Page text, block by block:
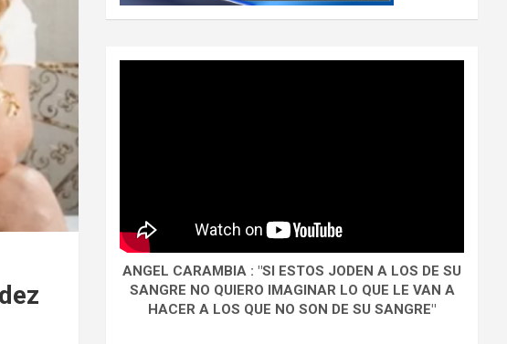
ANGEL CARAMBIA : "SI ESTOS JODEN A LOS DE SU
SANGRE NO QUIERO IMAGINAR LO QUE LE VAN A
HACER A LOS QUE NO SON DE SU SANGRE"